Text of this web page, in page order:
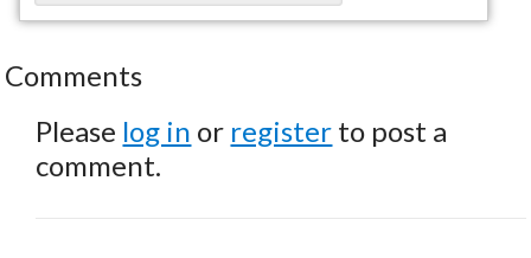
Comments
Please log in or register to post a
comment.